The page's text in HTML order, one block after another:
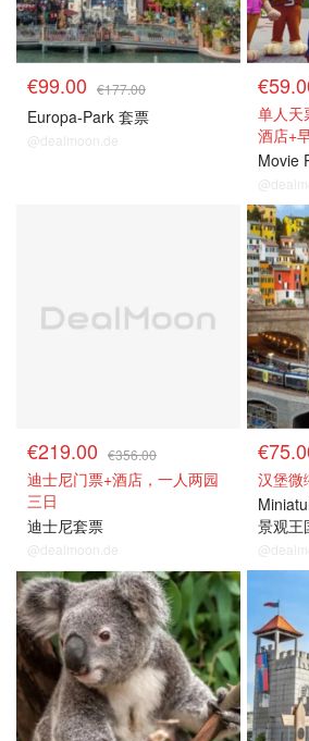
€99.00 €177.00
Europa-Park 套票
@dealmoon.de
单人天
酒店+
Movie
€219.00 €356.00
迪士尼门票+酒店，一人两园
三日
迪士尼套票
@dealmoon.de
汉堡微
景观王